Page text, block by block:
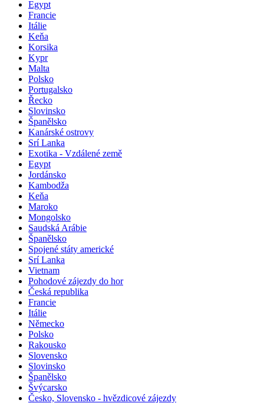
Egypt
Francie
Itálie
Keňa
Korsika
Kypr
Malta
Polsko
Portugalsko
Řecko
Slovinsko
Španělsko
Kanárské ostrovy
Srí Lanka
Exotika - Vzdálené země
Egypt
Jordánsko
Kambodža
Keňa
Maroko
Mongolsko
Saudská Arábie
Španělsko
Spojené státy americké
Srí Lanka
Vietnam
Pohodové zájezdy do hor
Česká republika
Francie
Itálie
Německo
Polsko
Rakousko
Slovensko
Slovinsko
Španělsko
Švýcarsko
Česko, Slovensko - hvězdicové zájezdy